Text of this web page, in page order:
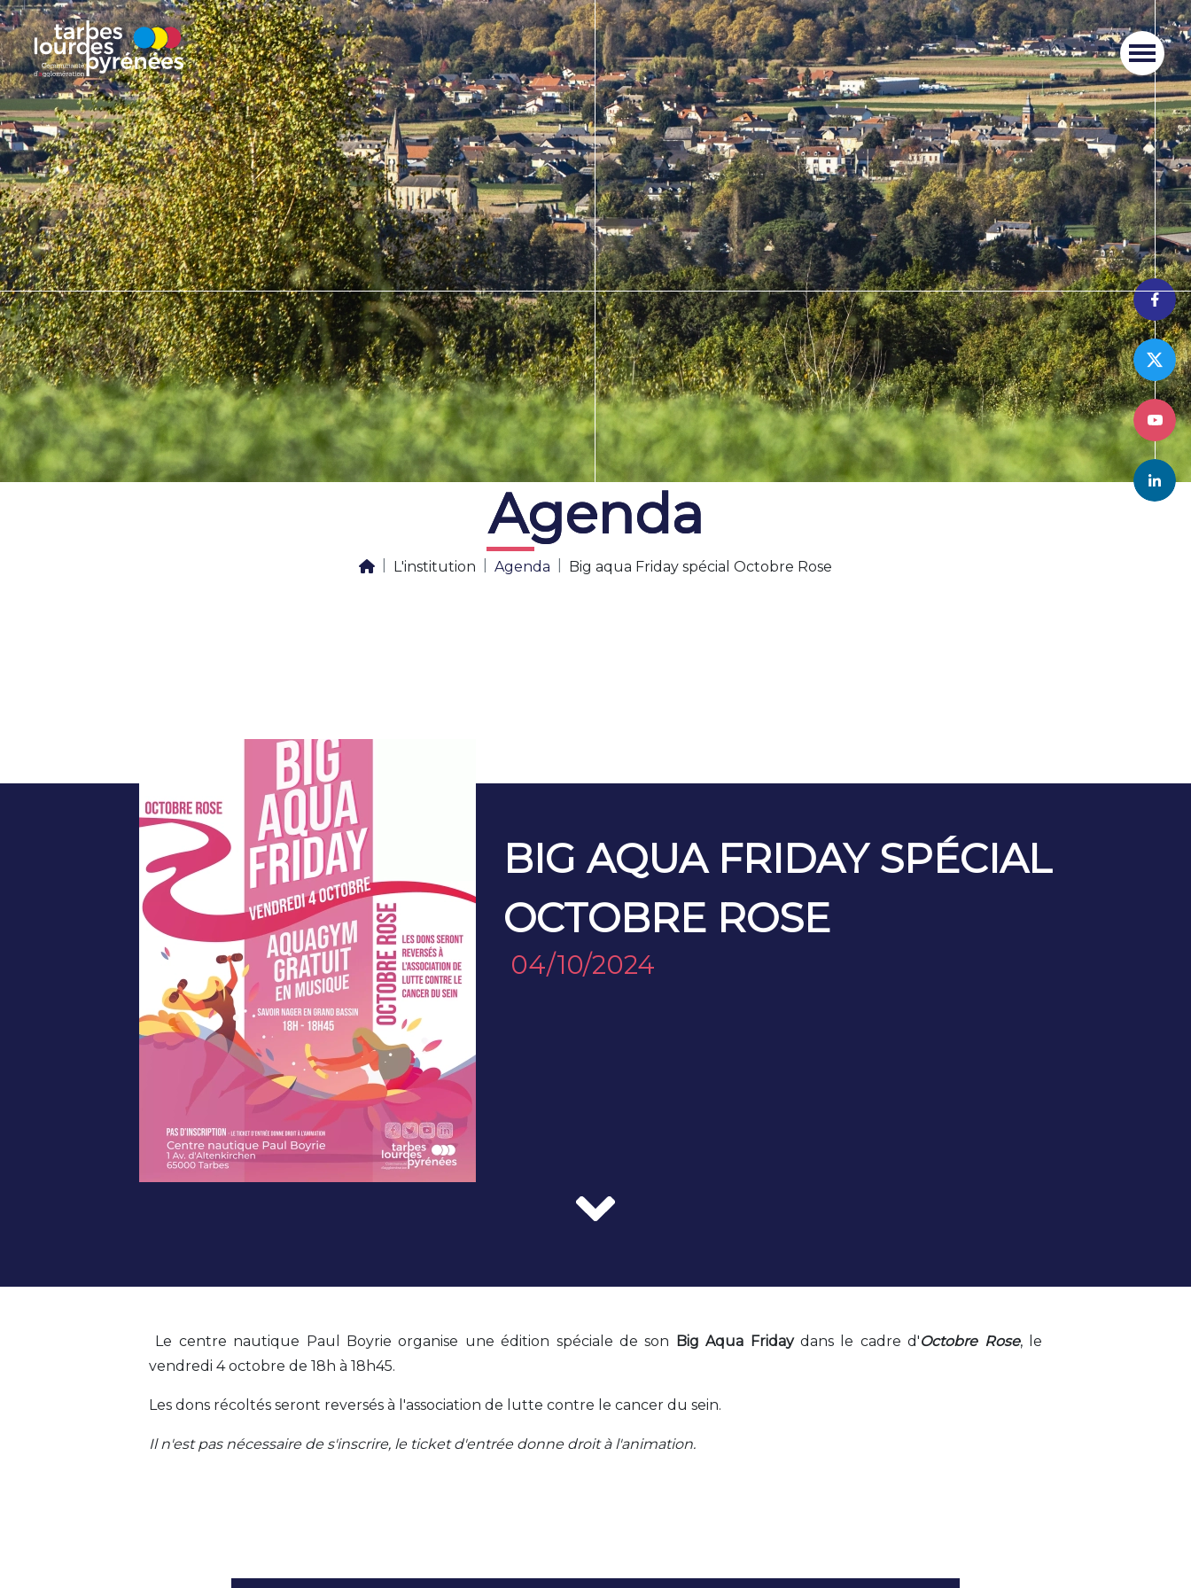
Agenda
Agenda
L'institution Agenda Big aqua Friday spécial Octobre Rose
BIG AQUA FRIDAY SPÉCIAL
OCTOBRE ROSE
04/10/2024
Le centre nautique Paul Boyrie organise une édition spéciale de son Big Aqua Fridaydans le cadre d'Octobre Rose, le
vendredi 4 octobre de 18h à 18h45.
Les dons récoltés seront reversés à l'association de lutte contre le cancer du sein.
Il n'est pas nécessaire de s'inscrire, le ticket d'entrée donne droit à l'animation.